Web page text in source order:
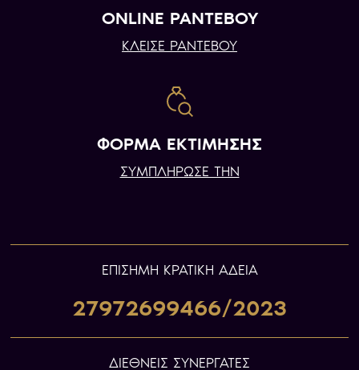
ONLINE ΡΑΝΤΕΒΟΥ
ΚΛΕΙΣΕ ΡΑΝΤΕΒΟΥ
ΦΟΡΜΑ ΕΚΤΙΜΗΣΗΣ
ΣΥΜΠΛΗΡΩΣΕ ΤΗΝ
ΕΠIΣΗΜΗ ΚΡΑΤΙΚΗ ΑΔΕΙΑ
27972699466/2023
ΔΙΕΘΝΕΙΣ ΣΥΝΕΡΓΑΤΕΣ